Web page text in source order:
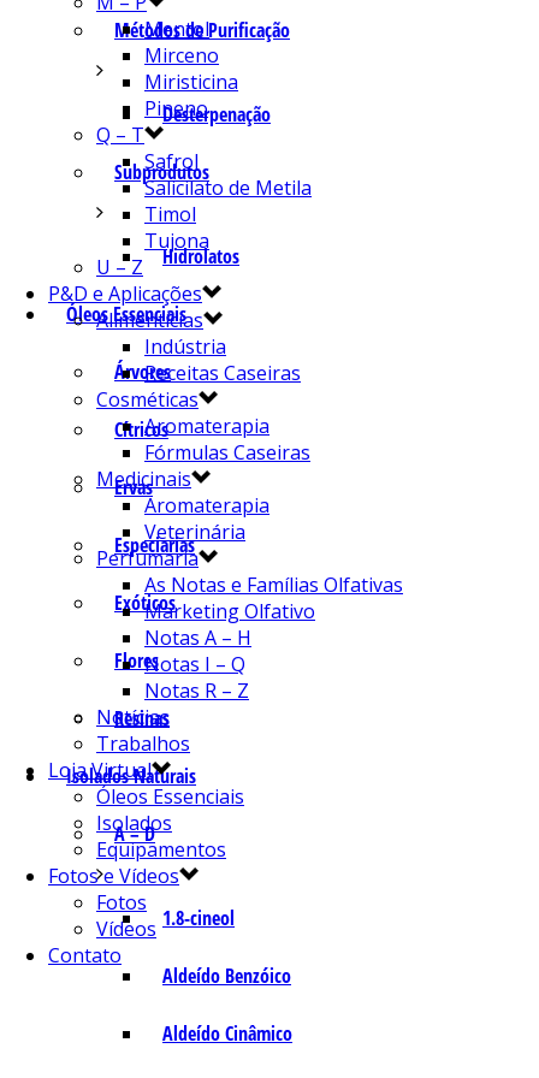
Métodos de Purificação
Desterpenação
Subprodutos
Hidrolatos
Óleos Essenciais
Árvores
Cítricos
Ervas
Especiarias
Exóticos
Flores
Resinas
Isolados Naturais
A – D
1.8-cineol
Aldeído Benzóico
Aldeído Cinâmico
Mentol
Mirceno
Miristicina
Pineno
Q – T
Safrol
Salicilato de Metila
Timol
Tujona
U – Z
P&D e Aplicações
Alimentícias
Indústria
Receitas Caseiras
Cosméticas
Aromaterapia
Fórmulas Caseiras
Medicinais
Aromaterapia
Veterinária
Perfumaria
As Notas e Famílias Olfativas
Marketing Olfativo
Notas A – H
Notas I – Q
Notas R – Z
Notícias
Trabalhos
Loja Virtual
Óleos Essenciais
Isolados
Equipamentos
Fotos e Vídeos
Fotos
Vídeos
Contato